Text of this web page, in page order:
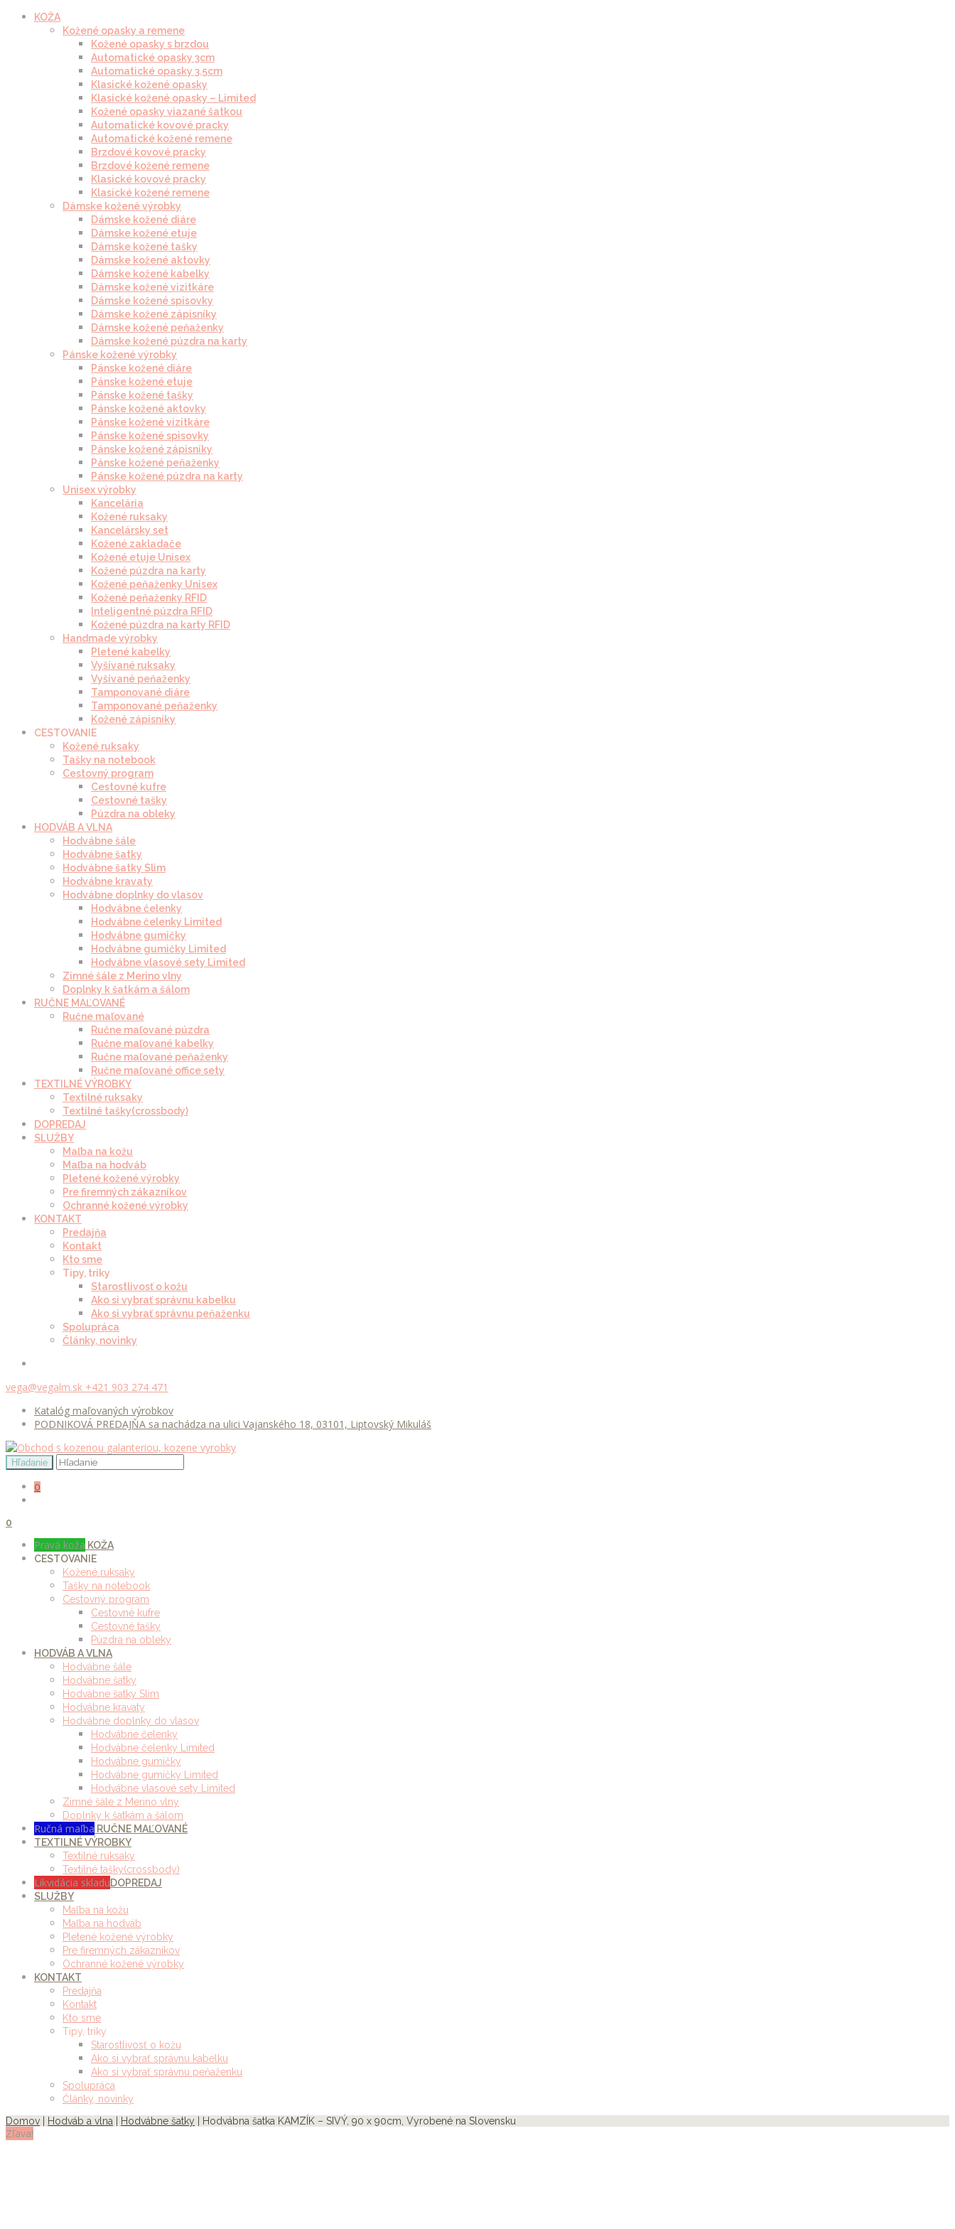
KOŽA
Kožené opasky a remene
Kožené opasky s brzdou
Automatické opasky 3cm
Automatické opasky 3.5cm
Klasické kožené opasky
Klasické kožené opasky – Limited
Kožené opasky viazané šatkou
Automatické kovové pracky
Automatické kožené remene
Brzdové kovové pracky
Brzdové kožené remene
Klasické kovové pracky
Klasické kožené remene
Dámske kožené výrobky
Dámske kožené diáre
Dámske kožené etuje
Dámske kožené tašky
Dámske kožené aktovky
Dámske kožené kabelky
Dámske kožené vizitkáre
Dámske kožené spisovky
Dámske kožené zápisníky
Dámske kožené peňaženky
Dámske kožené púzdra na karty
Pánske kožené výrobky
Pánske kožené diáre
Pánske kožené etuje
Pánske kožené tašky
Pánske kožené aktovky
Pánske kožené vizitkáre
Pánske kožené spisovky
Pánske kožené zápisníky
Pánske kožené peňaženky
Pánske kožené púzdra na karty
Unisex výrobky
Kancelária
Kožené ruksaky
Kancelársky set
Kožené zakladače
Kožené etuje Unisex
Kožené púzdra na karty
Kožené peňaženky Unisex
Kožené peňaženky RFID
Inteligentné púzdra RFID
Kožené púzdra na karty RFID
Handmade výrobky
Pletené kabelky
Vyšívané ruksaky
Vyšívané peňaženky
Tamponované diáre
Tamponované peňaženky
Kožené zápisníky
CESTOVANIE
Kožené ruksaky
Tašky na notebook
Cestovný program
Cestovné kufre
Cestovné tašky
Púzdra na obleky
HODVÁB A VLNA
Hodvábne šále
Hodvábne šatky
Hodvábne šatky Slim
Hodvábne kravaty
Hodvábne doplnky do vlasov
Hodvábne čelenky
Hodvábne čelenky Limited
Hodvábne gumičky
Hodvábne gumičky Limited
Hodvábne vlasové sety Limited
Zimné šále z Merino vlny
Doplnky k šatkám a šálom
RUČNE MAĽOVANÉ
Ručne maľované
Ručne maľované púzdra
Ručne maľované kabelky
Ručne maľované peňaženky
Ručne maľované office sety
TEXTILNÉ VÝROBKY
Textilné ruksaky
Textilné tašky(crossbody)
DOPREDAJ
SLUŽBY
Maľba na kožu
Maľba na hodváb
Pletené kožené výrobky
Pre firemných zákazníkov
Ochranné kožené výrobky
KONTAKT
Predajňa
Kontakt
Kto sme
Tipy, triky
Starostlivosť o kožu
Ako si vybrať správnu kabelku
Ako si vybrať správnu peňaženku
Spolupráca
Články, novinky
vega@vegalm.sk +421 903 274 471
Katalóg maľovaných výrobkov
PODNIKOVÁ PREDAJŇA sa nachádza na ulici Vajanského 18, 03101, Liptovský Mikuláš
0
0
Pravá koža KOŽA
CESTOVANIE
Kožené ruksaky
Tašky na notebook
Cestovný program
Cestovné kufre
Cestovné tašky
Púzdra na obleky
HODVÁB A VLNA
Hodvábne šále
Hodvábne šatky
Hodvábne šatky Slim
Hodvábne kravaty
Hodvábne doplnky do vlasov
Hodvábne čelenky
Hodvábne čelenky Limited
Hodvábne gumičky
Hodvábne gumičky Limited
Hodvábne vlasové sety Limited
Zimné šále z Merino vlny
Doplnky k šatkám a šálom
Ručná maľba RUČNE MAĽOVANÉ
TEXTILNÉ VÝROBKY
Textilné ruksaky
Textilné tašky(crossbody)
Likvidácia skladuDOPREDAJ
SLUŽBY
Maľba na kožu
Maľba na hodváb
Pletené kožené výrobky
Pre firemných zákazníkov
Ochranné kožené výrobky
KONTAKT
Predajňa
Kontakt
Kto sme
Tipy, triky
Starostlivosť o kožu
Ako si vybrať správnu kabelku
Ako si vybrať správnu peňaženku
Spolupráca
Články, novinky
Domov
Hodváb a vlna Hodvábne šatky | Hodvábna šatka KAMZÍK – SIVÝ, 90 x 90cm, Vyrobené na Slovensku
Zľava!